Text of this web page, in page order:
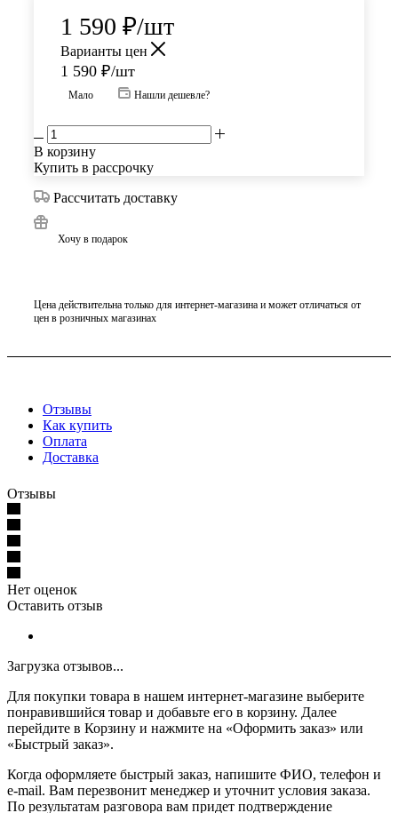
1 590 ₽/шт
Варианты цен
1 590 ₽/шт
Мало Нашли дешевле?
В корзину
Купить в рассрочку
Рассчитать доставку
Хочу в подарок
Цена действительна только для интернет-магазина и может отличаться от
цен в розничных магазинах
Отзывы
Как купить
Оплата
Доставка
Отзывы
Нет оценок
Оставить отзыв
Загрузка отзывов...
Для покупки товара в нашем интернет-магазине выберите
понравившийся товар и добавьте его в корзину. Далее
перейдите в Корзину и нажмите на «Оформить заказ» или
«Быстрый заказ».
Когда оформляете быстрый заказ, напишите ФИО, телефон и
e-mail. Вам перезвонит менеджер и уточнит условия заказа.
По результатам разговора вам придет подтверждение